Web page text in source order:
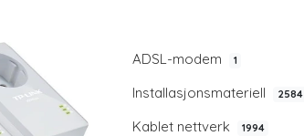
ADSL-modem 1
Installasjonsmateriell 2584
Kablet nettverk 1994